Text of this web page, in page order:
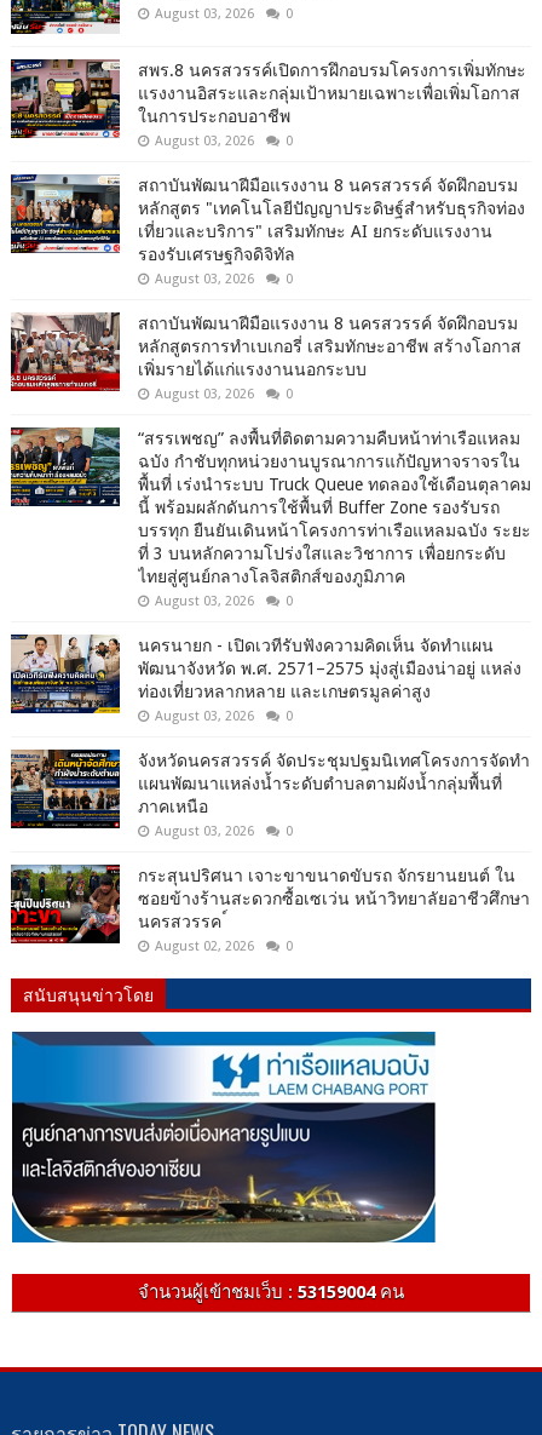
August 03, 2026 0
สพร.8 นครสวรรค์เปิดการฝึกอบรมโครงการเพิ่มทักษะ
แรงงานอิสระและกลุ่มเป้าหมายเฉพาะเพื่อเพิ่มโอกาส
ในการประกอบอาชีพ
August 03, 2026 0
สถาบันพัฒนาฝีมือแรงงาน 8 นครสวรรค์ จัดฝึกอบรม
หลักสูตร "เทคโนโลยีปัญญาประดิษฐ์สำหรับธุรกิจท่อง
เที่ยวและบริการ" เสริมทักษะ AI ยกระดับแรงงาน
รองรับเศรษฐกิจดิจิทัล
August 03, 2026 0
สถาบันพัฒนาฝีมือแรงงาน 8 นครสวรรค์ จัดฝึกอบรม
หลักสูตรการทำเบเกอรี่ เสริมทักษะอาชีพ สร้างโอกาส
เพิ่มรายได้แก่แรงงานนอกระบบ
August 03, 2026 0
“สรรเพชญ” ลงพื้นที่ติดตามความคืบหน้าท่าเรือแหลม
ฉบัง กำชับทุกหน่วยงานบูรณาการแก้ปัญหาจราจรใน
พื้นที่ เร่งนำระบบ Truck Queue ทดลองใช้เดือนตุลาคม
นี้ พร้อมผลักดันการใช้พื้นที่ Buffer Zone รองรับรถ
บรรทุก ยืนยันเดินหน้าโครงการท่าเรือแหลมฉบัง ระยะ
ที่ 3 บนหลักความโปร่งใสและวิชาการ เพื่อยกระดับ
ไทยสู่ศูนย์กลางโลจิสติกส์ของภูมิภาค
August 03, 2026 0
นครนายก - เปิดเวทีรับฟังความคิดเห็น จัดทำแผน
พัฒนาจังหวัด พ.ศ. 2571–2575 มุ่งสู่เมืองน่าอยู่ แหล่ง
ท่องเที่ยวหลากหลาย และเกษตรมูลค่าสูง
August 03, 2026 0
จังหวัดนครสวรรค์ จัดประชุมปฐมนิเทศโครงการจัดทำ
แผนพัฒนาแหล่งน้ำระดับตำบลตามผังน้ำกลุ่มพื้นที่
ภาคเหนือ
August 03, 2026 0
กระสุนปริศนา เจาะขาขนาดขับรถ จักรยานยนต์ ใน
ซอยข้างร้านสะดวกซื้อเซเว่น หน้าวิทยาลัยอาชีวศึกษา
นครสวรรค ์
August 02, 2026 0
สนับสนุนข่าวโดย
จำนวนผู้เข้าชมเว็บ : 53159004คน